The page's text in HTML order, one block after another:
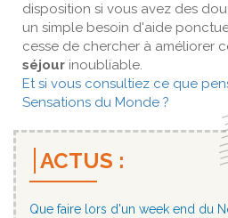
disposition si vous avez des
un simple besoin d'aide
cesse de chercher à améliorer
séjour inoubliable.
Et si vous consultiez ce que
Sensations du Monde ?
ACTUS :
Que faire lors d'un week end du